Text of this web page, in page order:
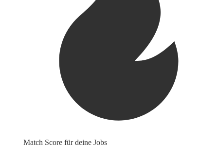
Match Score für deine Jobs